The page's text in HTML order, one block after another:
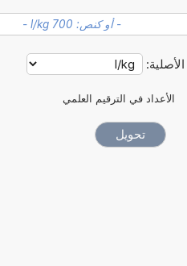
الأعداد في الترقيم العلمي